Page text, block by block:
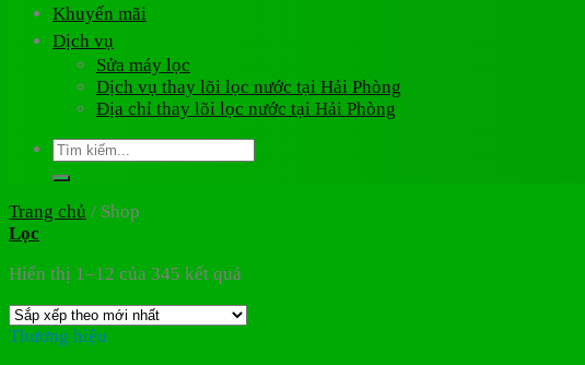
Khuyến mãi
Dịch vụ
Sửa máy lọc
Dịch vụ thay lõi lọc nước tại Hải Phòng
Địa chỉ thay lõi lọc nước tại Hải Phòng
Tìm
Trang chủ / Shop
Lọc
Hiển thị 1–12 của 345 kết quả
Thương hiệu